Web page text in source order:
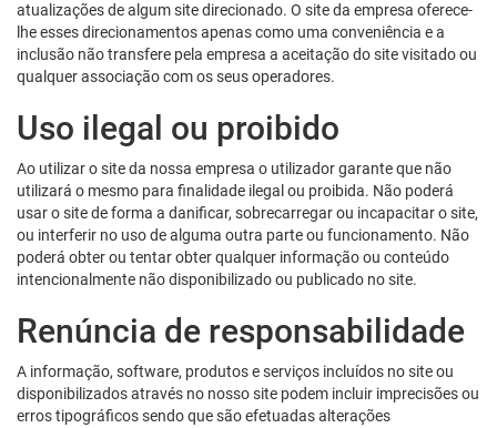
atualizações de algum site direcionado. O site da empresa oferece-
lhe esses direcionamentos apenas como uma conveniência e a
inclusão não transfere pela empresa a aceitação do site visitado ou
qualquer associação com os seus operadores.
Uso ilegal ou proibido
Ao utilizar o site da nossa empresa o utilizador garante que não
utilizará o mesmo para finalidade ilegal ou proibida. Não poderá
usar o site de forma a danificar, sobrecarregar ou incapacitar o site,
ou interferir no uso de alguma outra parte ou funcionamento. Não
poderá obter ou tentar obter qualquer informação ou conteúdo
intencionalmente não disponibilizado ou publicado no site.
Renúncia de responsabilidade
A informação, software, produtos e serviços incluídos no site ou
disponibilizados através no nosso site podem incluir imprecisões ou
erros tipográficos sendo que são efetuadas alterações